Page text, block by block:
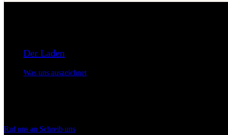
Der Laden
Was uns auszeichnet
Ruf uns an Schreib uns